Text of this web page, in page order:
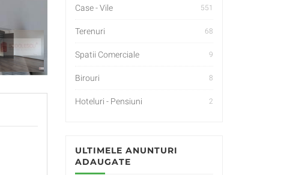
Case - Vile 551
Terenuri 68
Spatii Comerciale 9
Birouri 8
Hoteluri - Pensiuni 2
ULTIMELE ANUNTURI
ADAUGATE